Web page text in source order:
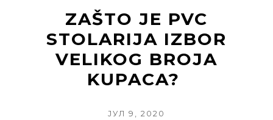
ZAŠTO JE PVC
STOLARIJA IZBOR
VELIKOG BROJA
KUPACA?
POSTED
ЈУЛ 9, 2020